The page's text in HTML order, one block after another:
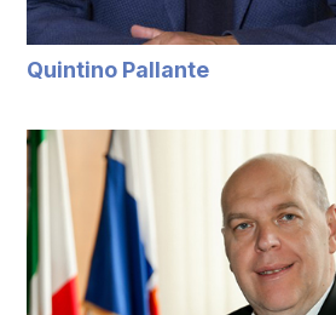
Quintino Pallante